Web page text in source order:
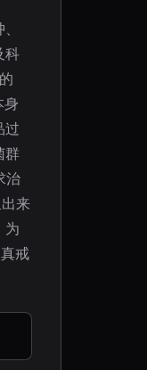
科
身
过
群
治
来
为
戒